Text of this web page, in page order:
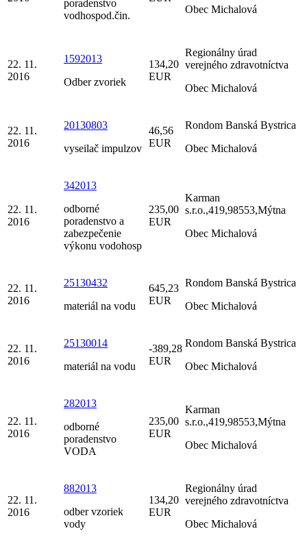
poradenstvo
vodhospod.čin.
Obec Michalová
22. 11.
2016
1592013
Odber zvoriek
134,20
EUR
Regionálny úrad
verejného zdravotníctva
Obec Michalová
22. 11.
2016
20130803
vyseilač impulzov
46,56
EUR
Rondom Banská Bystrica
Obec Michalová
22. 11.
2016
342013
odborné
poradenstvo a
zabezpečenie
výkonu vodohosp
235,00
EUR
Karman
s.r.o.,419,98553,Mýtna
Obec Michalová
22. 11.
2016
25130432
materiál na vodu
645,23
EUR
Rondom Banská Bystrica
Obec Michalová
22. 11.
2016
25130014
materiál na vodu
-389,28
EUR
Rondom Banská Bystrica
Obec Michalová
22. 11.
2016
282013
odborné
poradenstvo
VODA
235,00
EUR
Karman
s.r.o.,419,98553,Mýtna
Obec Michalová
22. 11.
2016
882013
odber vzoriek
vody
134,20
EUR
Regionálny úrad
verejného zdravotníctva
Obec Michalová